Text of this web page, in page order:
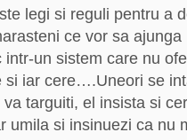
legi si reguli pentru a
ce vor sa
un sistem care nu
si iar cere….Uneori se
targuiti, el insista si
umila si insinuezi ca nu